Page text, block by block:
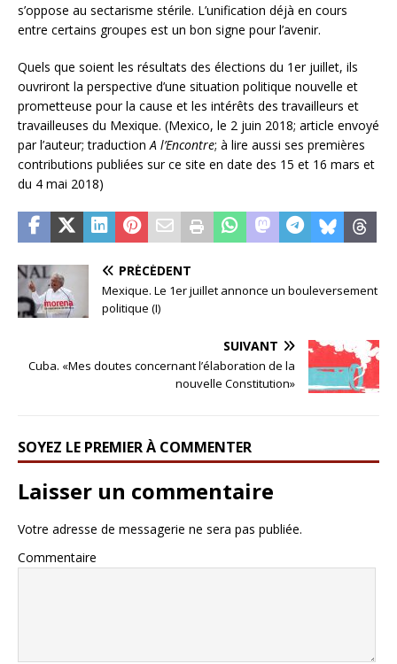
s’oppose au sectarisme stérile. L’unification déjà en cours
entre certains groupes est un bon signe pour l’avenir.
Quels que soient les résultats des élections du 1er juillet, ils
ouvriront la perspective d’une situation politique nouvelle et
prometteuse pour la cause et les intérêts des travailleurs et
travailleuses du Mexique. (Mexico, le 2 juin 2018; article envoyé
par l’auteur; traductionA l’Encontre; à lire aussi ses premières
contributions publiées sur ce site en date des 15 et 16 mars et
du 4 mai 2018)
PRÉCÉDENT
Mexique. Le 1er juillet annonce un bouleversement
politique (I)
SUIVANT
Cuba. «Mes doutes concernant l’élaboration de la
nouvelle Constitution»
SOYEZ LE PREMIER À COMMENTER
Laisser un commentaire
Votre adresse de messagerie ne sera pas publiée.
Commentaire